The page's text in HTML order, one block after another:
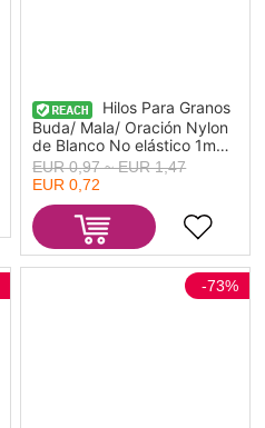
Hilos Para Granos
Buda/ Mala/ Oración Nylon
de Blanco No elástico 1mm,
5 Rollos (Aprox 25 M/Rollo)
EUR 0,97 ~ EUR 1,47
EUR 0,72
-73%